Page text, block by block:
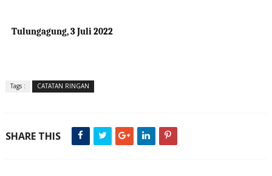
Tulungagung, 3 Juli 2022
Tags : CATATAN RINGAN
SHARE THIS